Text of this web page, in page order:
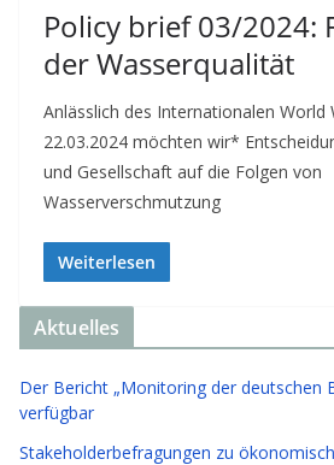
Policy brief 03/2024:
der Wasserqualität
Anlässlich des Internationalen World
22.03.2024 möchten wir*
und Gesellschaft auf die Folgen von
Wasserverschmutzung
Weiterlesen
Aktuelles
Der Bericht „Monitoring der deutschen
verfügbar
Stakeholderbefragungen zu